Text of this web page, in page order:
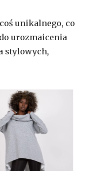
unikalnego, co
urozmaicenia
stylowych,